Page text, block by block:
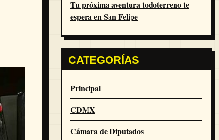
Tu próxima aventura todoterreno te
espera en San Felipe
CATEGORÍAS
Principal
CDMX
Cámara de Diputados